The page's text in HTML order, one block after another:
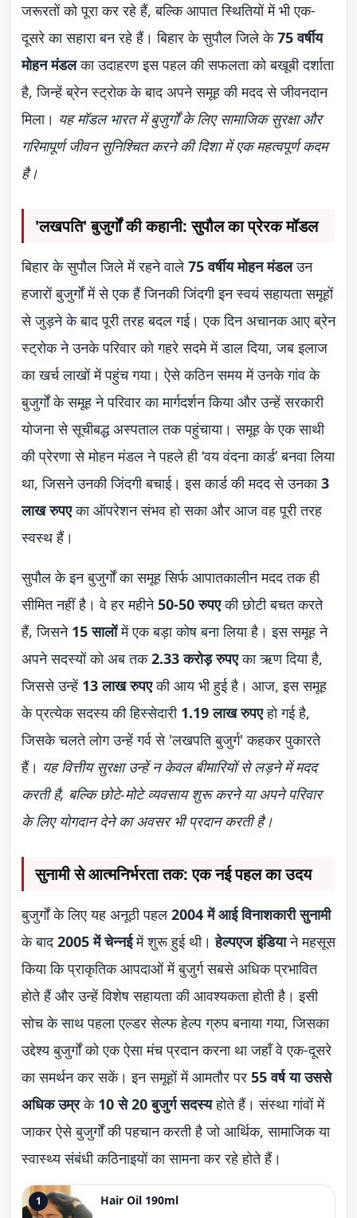
जरूरतों को पूरा कर रहे हैं, बल्कि आपात स्थितियों में भी एक-
दूसरे का सहारा बन रहे हैं। बिहार के सुपौल जिले के75 वर्षीय
मोहन मंडलका उदाहरण इस पहल की सफलता को बखूबी दर्शाता
है, जिन्हें ब्रेन स्ट्रोक के बाद अपने समूह की मदद से जीवनदान
मिला। यह मॉडल भारत में बुजुर्गों के लिए सामाजिक सुरक्षा और
गरिमापूर्ण जीवन सुनिश्चित करने की दिशा में एक महत्वपूर्ण कदम
है।
'लखपति' बुजुर्गों की कहानी: सुपौल का प्रेरक मॉडल
बिहार के सुपौल जिले में रहने वाले 75 वर्षीय मोहन मंडलउन
हजारों बुजुर्गों में से एक हैं जिनकी जिंदगी इन स्वयं सहायता समूहों
से जुड़ने के बाद पूरी तरह बदल गई। एक दिन अचानक आए ब्रेन
स्ट्रोक ने उनके परिवार को गहरे सदमे में डाल दिया, जब इलाज
का खर्च लाखों में पहुंच गया। ऐसे कठिन समय में उनके गांव के
बुजुर्गों के समूह ने परिवार का मार्गदर्शन किया और उन्हें सरकारी
योजना से सूचीबद्ध अस्पताल तक पहुंचाया। समूह के एक साथी
की प्रेरणा से मोहन मंडल ने पहले ही ‘वय वंदना कार्ड’ बनवा लिया
था, जिसने उनकी जिंदगी बचाई। इस कार्ड की मदद से उनका3
लाख रुपएका ऑपरेशन संभव हो सका और आज वह पूरी तरह
स्वस्थ हैं।
सुपौल के इन बुजुर्गों का समूह सिर्फ आपातकालीन मदद तक ही
सीमित नहीं है। वे हर महीने50-50 रुपएकी छोटी बचत करते
हैं, जिसने 15 सालोंमें एक बड़ा कोष बना लिया है। इस समूह ने
अपने सदस्यों को अब तक2.33 करोड़ रुपएका ऋण दिया है,
जिससे उन्हें 13 लाख रुपएकी आय भी हुई है। आज, इस समूह
के प्रत्येक सदस्य की हिस्सेदारी 1.19 लाख रुपएहो गई है,
जिसके चलते लोग उन्हें गर्व से 'लखपति बुजुर्ग' कहकर पुकारते
हैं। यह वित्तीय सुरक्षा उन्हें न केवल बीमारियों से लड़ने में मदद
करती है, बल्कि छोटे-मोटे व्यवसाय शुरू करने या अपने परिवार
के लिए योगदान देने का अवसर भी प्रदान करती है।
सुनामी से आत्मनिर्भरता तक: एक नई पहल का उदय
बुजुर्गों के लिए यह अनूठी पहल 2004 में आई विनाशकारी सुनामी
के बाद2005 में चेन्नईमें शुरू हुई थी।हेल्पएज इंडियाने महसूस
किया कि प्राकृतिक आपदाओं में बुजुर्ग सबसे अधिक प्रभावित
होते हैं और उन्हें विशेष सहायता की आवश्यकता होती है। इसी
सोच के साथ पहला एल्डर सेल्फ हेल्प ग्रुप बनाया गया, जिसका
उद्देश्य बुजुर्गों को एक ऐसा मंच प्रदान करना था जहाँ वे एक-दूसरे
का समर्थन कर सकें। इन समूहों में आमतौर पर 55 वर्ष या उससे
अधिक उम्रके 10 से 20 बुजुर्ग सदस्यहोते हैं। संस्था गांवों में
जाकर ऐसे बुजुर्गों की पहचान करती है जो आर्थिक, सामाजिक या
स्वास्थ्य संबंधी कठिनाइयों का सामना कर रहे होते हैं।
1 Hair Oil 190ml